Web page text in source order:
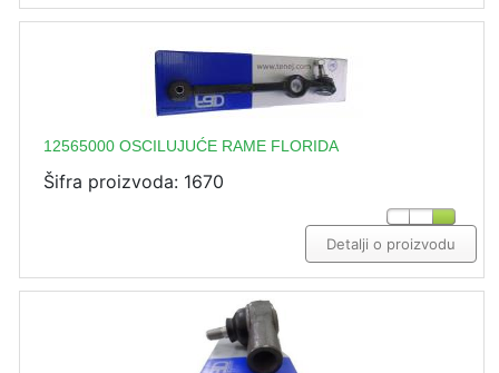
12565000 OSCILUJUĆE RAME FLORIDA
Šifra proizvoda: 1670
Detalji o proizvodu